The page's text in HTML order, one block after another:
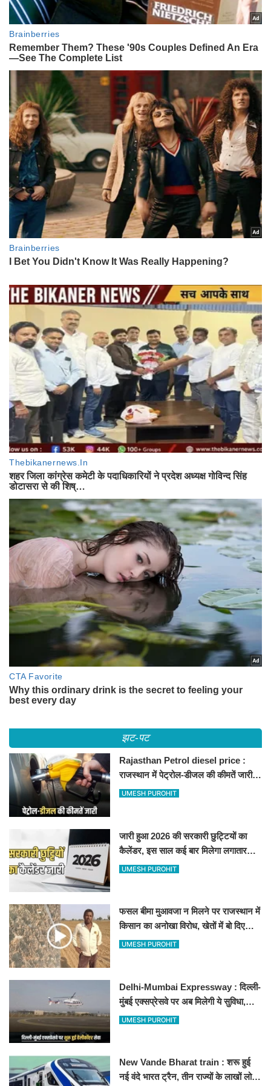
झट-पट
Rajasthan Petrol diesel price :
राजस्थान में पेट्रोल-डीजल की कीमतें जारी,
जानिए बीकानेर समेत पुरे प्रदेश में नए रेट
UMESH PUROHIT
जारी हुआ 2026 की सरकारी छुट्टियों का
कैलेंडर, इस साल कई बार मिलेगा लगातार
अवकाश, देखें
UMESH PUROHIT
फसल बीमा मुआवजा न मिलने पर राजस्थान में
किसान का अनोखा विरोध, खेतों में बो दिए
500-500 रुपए के नोट, वीडियो वायरल
UMESH PUROHIT
Delhi-Mumbai Expressway : दिल्ली-
मुंबई एक्सप्रेसवे पर अब मिलेगी ये सुविधा,
हेलीकॉप्टर सर्विस से तुरंत घायल पहुंचेगा
UMESH PUROHIT
New Vande Bharat train : शरू हुई
नई वंदे भारत ट्रैन, तीन राज्यों के लाखों लोगों